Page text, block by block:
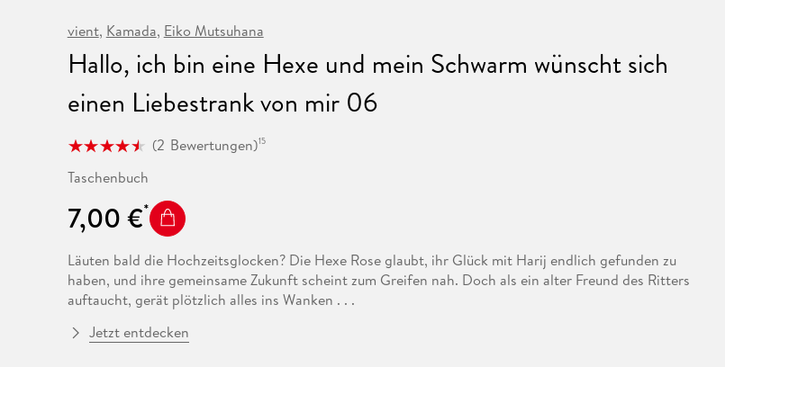
Taschenbücher
New Adult
Ratgeber
Romance
Sachbücher
Science Fiction
STABILO
vient, Kamada, Eiko Mutsuhana
Hallo, ich bin eine Hexe und mein Schwarm wünscht sich
einen Liebestrank von mir 06
(2 Bewertungen)15
Taschenbuch
7,00 €
Läuten bald die Hochzeitsglocken? Die Hexe Rose glaubt, ihr Glück mit Harij endlich gefunden zu
haben, und ihre gemeinsame Zukunft scheint zum Greifen nah. Doch als ein alter Freund des Ritters
auftaucht, gerät plötzlich alles ins Wanken . . .
Jetzt entdecken